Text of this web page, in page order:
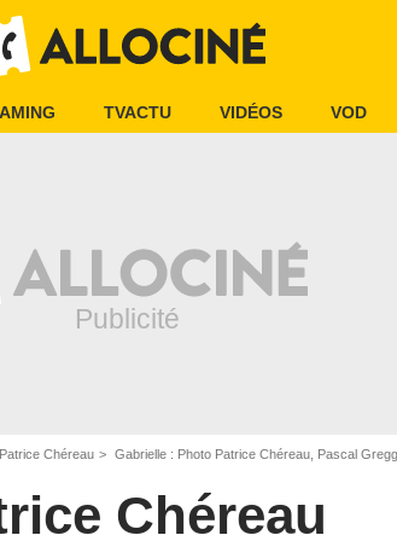
TVACTU VIDÉOS VOD
Chéreau Gabrielle : Photo Patrice Chéreau, Pascal
Chéreau